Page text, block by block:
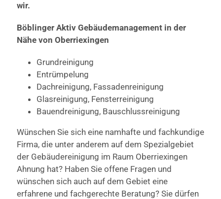
wir.
Böblinger Aktiv Gebäudemanagement in der
Nähe von Oberriexingen
Grundreinigung
Entrümpelung
Dachreinigung, Fassadenreinigung
Glasreinigung, Fensterreinigung
Bauendreinigung, Bauschlussreinigung
Wünschen Sie sich eine namhafte und fachkundige
Firma, die unter anderem auf dem Spezialgebiet
der Gebäudereinigung im Raum Oberriexingen
Ahnung hat? Haben Sie offene Fragen und
wünschen sich auch auf dem Gebiet eine
erfahrene und fachgerechte Beratung? Sie dürfen